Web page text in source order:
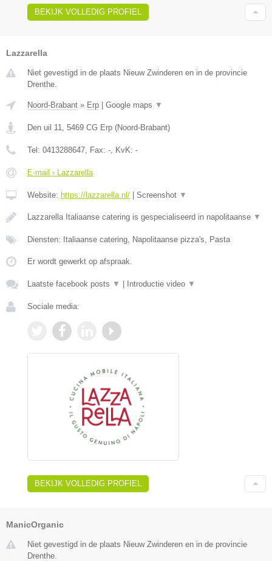
BEKIJK VOLLEDIG PROFIEL
Lazzarella
Niet gevestigd in de plaats Nieuw Zwinderen en in de provincie
Drenthe.
Noord-Brabant » Erp Google maps ▼
Den uil 11, 5469 CG Erp (Noord-Brabant)
Tel: 0413288647, Fax: -, KvK: -
E-mail › Lazzarella
Website: https://lazzarella.nl/ Screenshot ▼
Lazzarella Italiaanse catering is gespecialiseerd in napolitaanse ▼
Diensten: Italiaanse catering, Napolitaanse pizza's, Pasta
Er wordt gewerkt op afspraak.
Laatste facebook posts ▼ Introductie video ▼
Sociale media:
BEKIJK VOLLEDIG PROFIEL
ManicOrganic
Niet gevestigd in de plaats Nieuw Zwinderen en in de provincie
Drenthe.